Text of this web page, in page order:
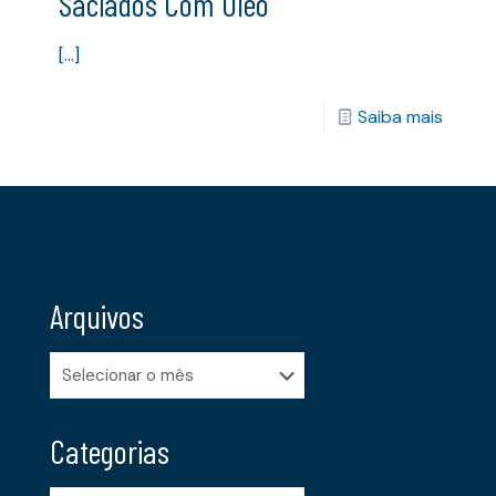
[…]
Saiba mais
Arquivos
Arquivos
Categorias